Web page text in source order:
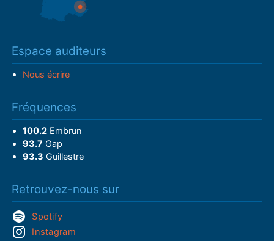
Espace auditeurs
Nous écrire
Fréquences
100.2Embrun
93.7 Gap
93.3 Guillestre
Retrouvez-nous sur
Spotify
Instagram